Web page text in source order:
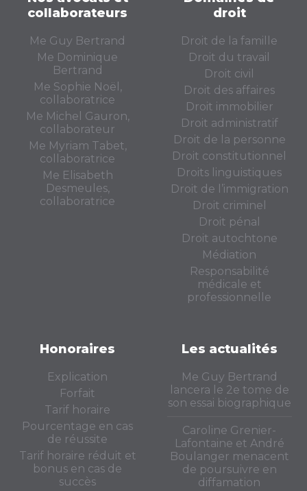
collaborateurs
Me Guy Bertrand
Me Dominique
Bertrand
Me Sophie Noël,
collaboratrice
Me Michel Gauron,
collaborateur
Me Myriam Tabet,
collaboratrice
Me Elisabeth
Desmeules,
collaboratrice
droit
Droit de la famille
Droit du travail
Droit civil
Droit des affaires
Droit immobilier
Droit administratif
Droit de la personne
Droit constitutionnel
Droits linguistiques
Droit de l’immigration
Droit criminel
Droit pénal
Droit autochtone
Médiation
Responsabilité
médicale et
professionnelle
Honoraires
Explication
Forfait
Tarif horaire
Pourcentage en cas
de réussite
Tarif horaire réduit et
bonus en cas de
succès
Les actualités
Me Guy Bertrand
lancera le 2e tome de
son essai biographique
Caroline Grenier-
Lafontaine et André
Boulanger menacent
de poursuivre en
diffamation